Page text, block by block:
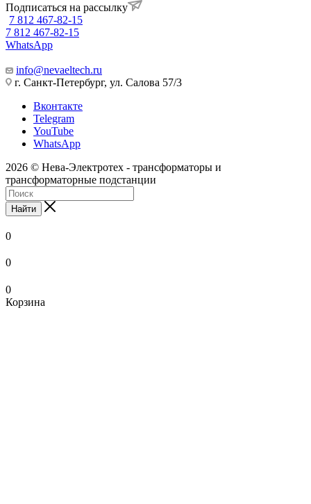
Подписаться на рассылку
7 812 467-82-15
7 812 467-82-15
WhatsApp
info@nevaeltech.ru
г. Санкт-Петербург, ул. Салова 57/3
Вконтакте
Telegram
YouTube
WhatsApp
2026 © Нева-Электротех - трансформаторы и
трансформаторные подстанции
Найти
0
0
0
Корзина